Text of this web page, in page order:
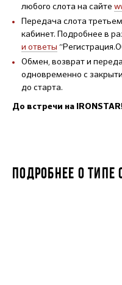
любого слота на сайте
Передача слота
кабинет. Подробнее в
и ответы
Обмен, возврат и
одновременно с
до старта.
До встречи на
ПОДРОБНЕЕ О ТИПЕ